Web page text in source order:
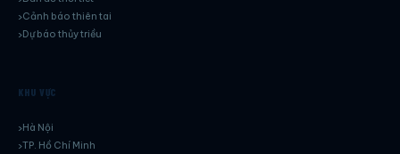
Cảnh báo thiên tai
Dự báo thủy triều
KHU VỰC
Hà Nội
TP. Hồ Chí Minh